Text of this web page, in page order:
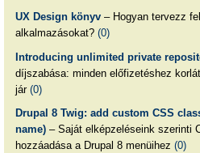
UX Design könyv– Hogyan tervezz
alkalmazásokat? (0)
Introducing unlimited private
díjszabása: minden előfizetéshez
jár (0)
Drupal 8 Twig: add custom CSS
name)– Saját elképzeléseink szerinti
hozzáadása a Drupal 8 menüihez (0)